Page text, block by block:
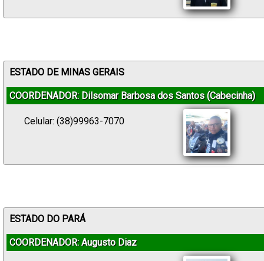
ESTADO DE MINAS GERAIS
COORDENADOR: Dilsomar Barbosa dos Santos (Cabecinha)
Celular: (38)99963-7070
ESTADO DO PARÁ
COORDENADOR: Augusto Diaz